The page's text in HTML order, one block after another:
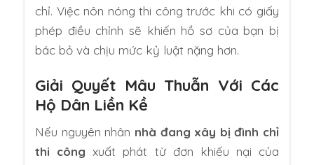
chỉ. Việc nôn nóng thi công trước khi có giấy
phép điều chỉnh sẽ khiến hồ sơ của bạn bị
bác bỏ và chịu mức kỷ luật nặng hơn.
Giải Quyết Mâu Thuẫn Với Các
Hộ Dân Liền Kề
Nếu nguyên nhân nhà đang xây bị đình chỉ
thi công xuất phát từ đơn khiếu nại của